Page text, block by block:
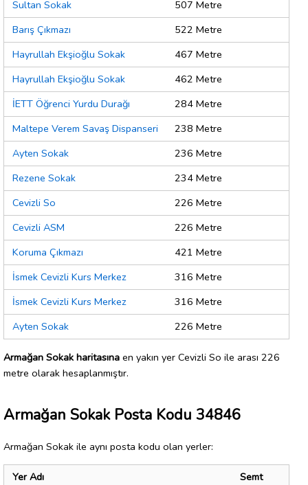
Sultan Sokak
507 Metre
Barış Çıkmazı
522 Metre
Hayrullah Ekşioğlu Sokak
467 Metre
Hayrullah Ekşioğlu Sokak
462 Metre
İETT Öğrenci Yurdu Durağı
284 Metre
Maltepe Verem Savaş Dispanseri
238 Metre
Ayten Sokak
236 Metre
Rezene Sokak
234 Metre
Cevizli So
226 Metre
Cevizli ASM
226 Metre
Koruma Çıkmazı
421 Metre
İsmek Cevizli Kurs Merkez
316 Metre
İsmek Cevizli Kurs Merkez
316 Metre
Ayten Sokak
226 Metre
Armağan Sokak haritasına en yakın yer Cevizli So ile arası 226
metre olarak hesaplanmıştır.
Armağan Sokak Posta Kodu 34846
Armağan Sokak ile aynı posta kodu olan yerler:
Yer Adı Semt